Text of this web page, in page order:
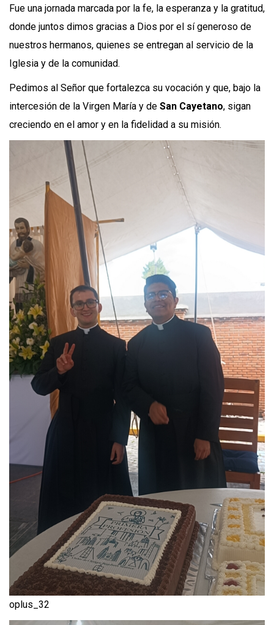
Fue una jornada marcada por la fe, la esperanza y la gratitud,
donde juntos dimos gracias a Dios por el sí generoso de
nuestros hermanos, quienes se entregan al servicio de la
Iglesia y de la comunidad.
Pedimos al Señor que fortalezca su vocación y que, bajo la
intercesión de la Virgen María y de San Cayetano, sigan
creciendo en el amor y en la fidelidad a su misión.
oplus_32